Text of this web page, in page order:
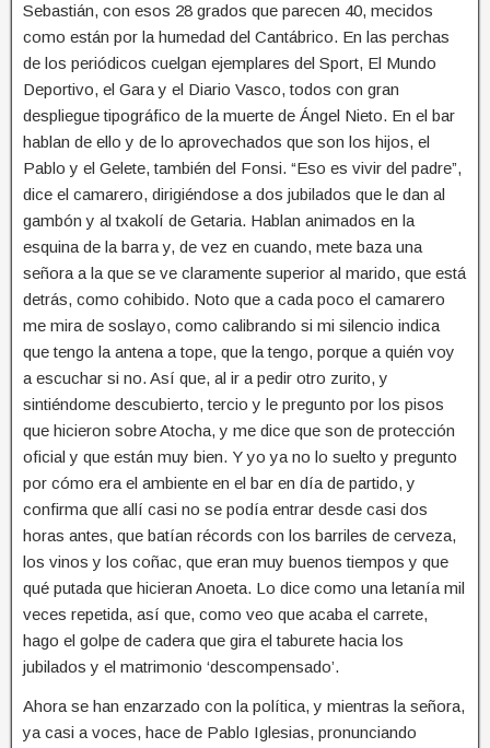
Sebastián, con esos 28 grados que parecen 40, mecidos
como están por la humedad del Cantábrico. En las perchas
de los periódicos cuelgan ejemplares del Sport, El Mundo
Deportivo, el Gara y el Diario Vasco, todos con gran
despliegue tipográfico de la muerte de Ángel Nieto. En el bar
hablan de ello y de lo aprovechados que son los hijos, el
Pablo y el Gelete, también del Fonsi. “Eso es vivir del padre”,
dice el camarero, dirigiéndose a dos jubilados que le dan al
gambón y al txakolí de Getaria. Hablan animados en la
esquina de la barra y, de vez en cuando, mete baza una
señora a la que se ve claramente superior al marido, que está
detrás, como cohibido. Noto que a cada poco el camarero
me mira de soslayo, como calibrando si mi silencio indica
que tengo la antena a tope, que la tengo, porque a quién voy
a escuchar si no. Así que, al ir a pedir otro zurito, y
sintiéndome descubierto, tercio y le pregunto por los pisos
que hicieron sobre Atocha, y me dice que son de protección
oficial y que están muy bien. Y yo ya no lo suelto y pregunto
por cómo era el ambiente en el bar en día de partido, y
confirma que allí casi no se podía entrar desde casi dos
horas antes, que batían récords con los barriles de cerveza,
los vinos y los coñac, que eran muy buenos tiempos y que
qué putada que hicieran Anoeta. Lo dice como una letanía mil
veces repetida, así que, como veo que acaba el carrete,
hago el golpe de cadera que gira el taburete hacia los
jubilados y el matrimonio ‘descompensado’.
Ahora se han enzarzado con la política, y mientras la señora,
ya casi a voces, hace de Pablo Iglesias, pronunciando